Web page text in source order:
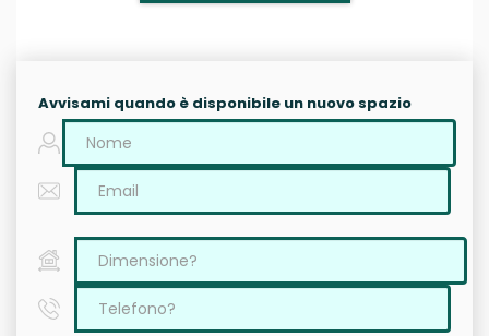
Avvisami quando è disponibile un nuovo spazio